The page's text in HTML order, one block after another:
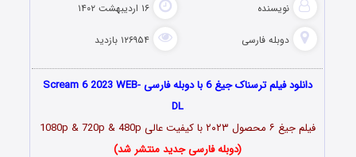
نویسنده ۱۶ اردیبهشت ۱۴۰۲
دوبله فارسی ۱۲۶۹۵۴ بازدید
دانلود فیلم ترسناک جیغ 6 با دوبله فارسی Scream 6 2023 WEB-
DL
فیلمجیغ ۶ محصول ۲۰۲۳
با کیفیت عالی 1080p & 720p & 480p
(دوبله فارسی جدید منتشر شد)